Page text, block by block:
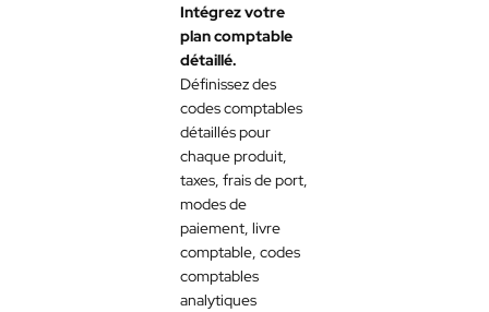
Intégrez votre
plan comptable
détaillé.
Définissez des
codes comptables
détaillés pour
chaque produit,
taxes, frais de port,
modes de
paiement, livre
comptable, codes
comptables
analytiques